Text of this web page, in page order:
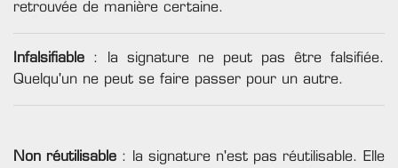
retrouvée de manière certaine.
Infalsifiable : la signature ne peut pas être falsifiée.
Quelqu'un ne peut se faire passer pour un autre.
Non réutilisable : la signature n'est pas réutilisable. Elle